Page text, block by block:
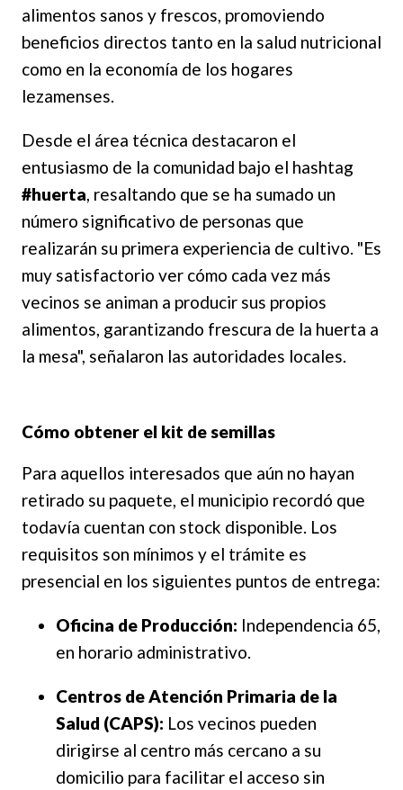
alimentos sanos y frescos, promoviendo
beneficios directos tanto en la salud nutricional
como en la economía de los hogares
lezamenses.
Desde el área técnica destacaron el
entusiasmo de la comunidad bajo el hashtag
#huerta, resaltando que se ha sumado un
número significativo de personas que
realizarán su primera experiencia de cultivo. "Es
muy satisfactorio ver cómo cada vez más
vecinos se animan a producir sus propios
alimentos, garantizando frescura de la huerta a
la mesa", señalaron las autoridades locales.
Cómo obtener el kit de semillas
Para aquellos interesados que aún no hayan
retirado su paquete, el municipio recordó que
todavía cuentan con stock disponible. Los
requisitos son mínimos y el trámite es
presencial en los siguientes puntos de entrega:
Oficina de Producción: Independencia 65,
en horario administrativo.
Centros de Atención Primaria de la
Salud (CAPS): Los vecinos pueden
dirigirse al centro más cercano a su
domicilio para facilitar el acceso sin